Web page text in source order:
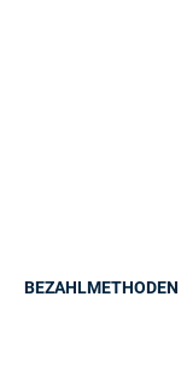
BEZAHLMETHODEN